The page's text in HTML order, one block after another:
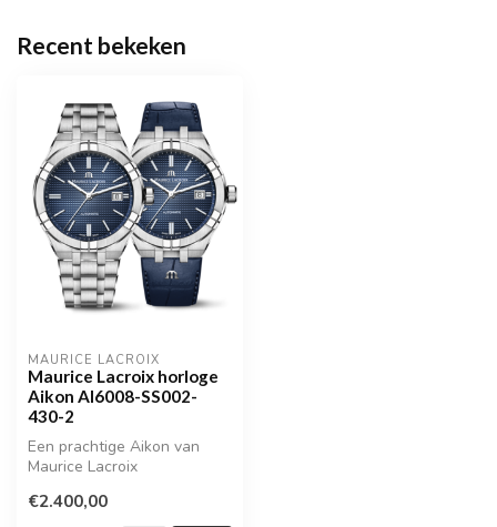
Recent bekeken
MAURICE LACROIX
Maurice Lacroix horloge
Aikon AI6008-SS002-
430-2
Een prachtige Aikon van
Maurice Lacroix
€2.400,00